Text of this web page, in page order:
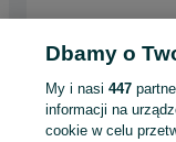
Strona główna
rolniczych - Mazowieckie
Dbamy o
My i nasi447
informacji na
cookie w celu